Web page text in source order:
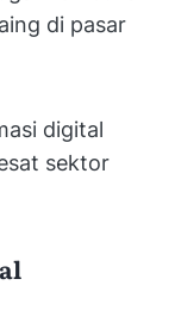
di pasar
digital
sektor